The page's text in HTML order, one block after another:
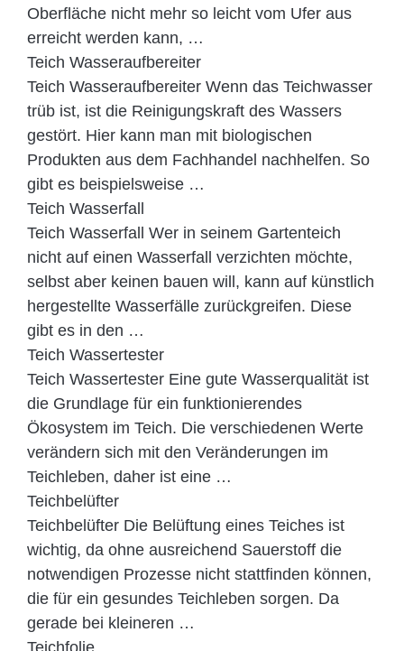
Oberfläche nicht mehr so leicht vom Ufer aus
erreicht werden kann, …
Teich Wasseraufbereiter
Teich Wasseraufbereiter Wenn das Teichwasser
trüb ist, ist die Reinigungskraft des Wassers
gestört. Hier kann man mit biologischen
Produkten aus dem Fachhandel nachhelfen. So
gibt es beispielsweise …
Teich Wasserfall
Teich Wasserfall Wer in seinem Gartenteich
nicht auf einen Wasserfall verzichten möchte,
selbst aber keinen bauen will, kann auf künstlich
hergestellte Wasserfälle zurückgreifen. Diese
gibt es in den …
Teich Wassertester
Teich Wassertester Eine gute Wasserqualität ist
die Grundlage für ein funktionierendes
Ökosystem im Teich. Die verschiedenen Werte
verändern sich mit den Veränderungen im
Teichleben, daher ist eine …
Teichbelüfter
Teichbelüfter Die Belüftung eines Teiches ist
wichtig, da ohne ausreichend Sauerstoff die
notwendigen Prozesse nicht stattfinden können,
die für ein gesundes Teichleben sorgen. Da
gerade bei kleineren …